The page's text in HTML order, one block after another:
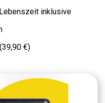
inklusive
€)